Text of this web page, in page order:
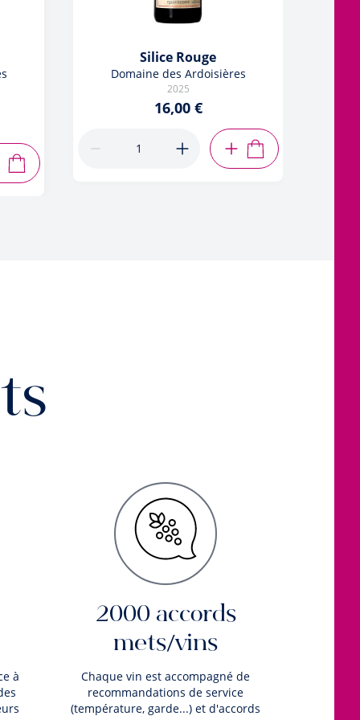
AJOUTER AU PANIER
Silice Rouge
Domaine des Ardoisières
2025
16,00 €
AJOUTER AU PANIER
à
2000 accords
mets/vins
Chaque vin est accompagné de
recommandations de service
(température, garde...) et d'accords